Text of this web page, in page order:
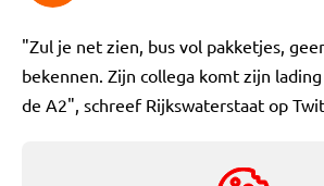
"Zul je net zien, bus vol pakketjes,
bekennen. Zijn collega komt zijn
de A2", schreef Rijkswaterstaat op